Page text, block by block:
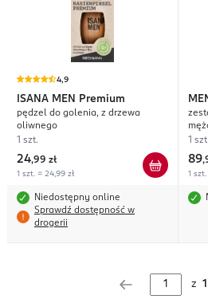
4,9
ISANA MEN Premium
pędzel do golenia, z drzewa
oliwnego
1 szt.
24,99 zł
1 szt. = 24,99 zł
Niedostępny online
Sprawdź dostępność w
drogerii
do
1 szt.
89,
1 szt.
z 1